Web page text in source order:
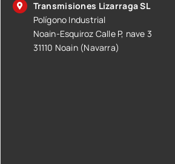
Transmisiones Lizarraga SL
Polígono Industrial
Noain-Esquiroz Calle P, nave 3
31110 Noain (Navarra)